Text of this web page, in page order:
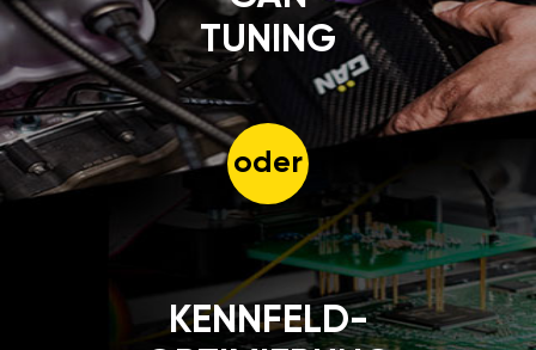
TUNING
oder
KENNFELD-